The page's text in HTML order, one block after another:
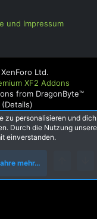
und Impressum
Ltd.
XF2 Addons
from DragonByte™
(Details)
embeds via
zu personalisieren und dich
Durch die Nutzung
einverstanden.
mehr…